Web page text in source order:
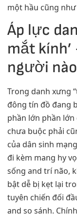
một hầu cũng
Áp lực
mắt
người
Trong danh xưng
đông tín đồ đang
phần lớn phần
chưa buộc phải
của dân sinh
đi kèm mang hy
sống and trí não,
bật dễ bị kẹt lại
tuyên chiến đối
and so sánh.